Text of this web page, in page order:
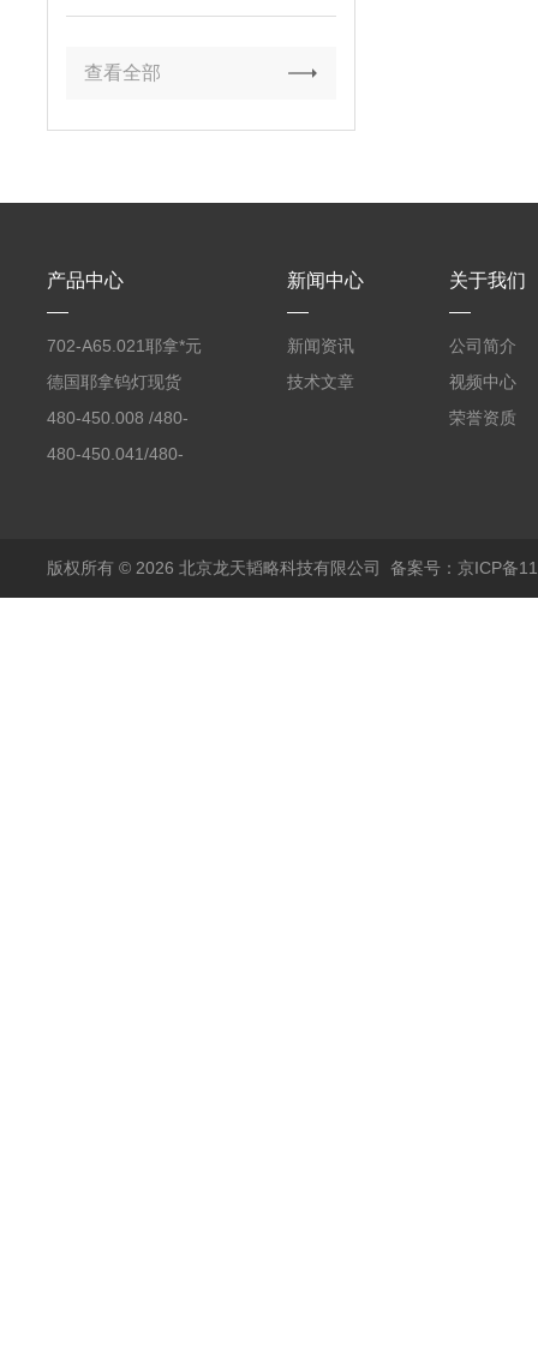
查看全部
产品中心
702-A65.021耶拿*元
素分析仪反应罐
德国耶拿钨灯现货
480-450.008 /480-
450.008C耶拿镉Cd空
480-450.041/480-
包邮
新闻中心
新闻资讯
技术文章
关于我们
公司简介
视频中心
荣誉资质
版权所有 © 2026 北京龙天韬略科技有限公司 备案号：京ICP备